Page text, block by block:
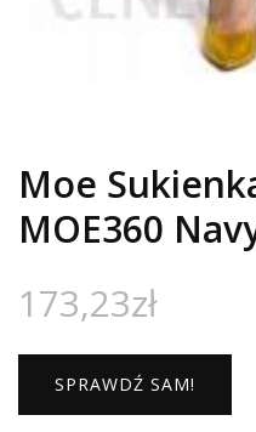
Moe
MOE360
173,23zł
SPRAWDŹ SAM!